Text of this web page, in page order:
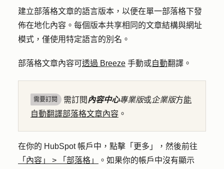
建立部落格文章的語言版本，以便在單一部落格下發
佈在地化內容。每個版本共享相同的文章結構與網址
模式，僅使用特定語言的別名。
部落格文章內容可透過 Breeze 手動或自動翻譯。
需要訂閱 需訂閱 內容中心專業版或企業版方能
自動翻譯部落格文章內容 。
在你的 HubSpot 帳戶中，點擊 「更多」
，然後前往
「內容」
> 「部落格」
。如果你的帳戶中沒有顯示